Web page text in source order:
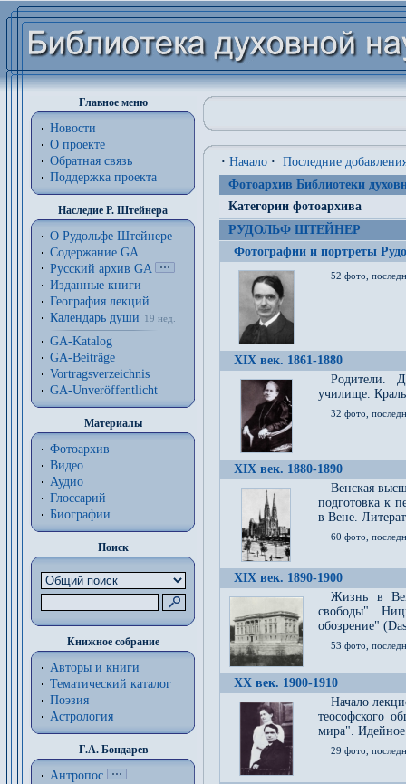
Главное меню
Новости
О проекте
Обратная связь
Поддержка проекта
Наследие Р. Штейнера
О Рудольфе Штейнере
Содержание GA
Русский архив GA
Изданные книги
География лекций
Календарь души
19 нед.
GA-Katalog
GA-Beiträge
Vortragsverzeichnis
GA-Unveröffentlicht
Материалы
Фотоархив
Видео
Аудио
Глоссарий
Биографии
Поиск
Книжное собрание
Авторы и книги
Тематический каталог
Поэзия
Астрология
Г.А. Бондарев
Антропос
· Начало · Последние
Фотоархив Библиотеки
Категории фотоархива
РУДОЛЬФ ШТЕЙНЕР
Фотографии и портреты
52 фото,
XIX век. 1861-1880
Родители.
училище.
32 фото,
XIX век. 1880-1890
Венская
подготовка к
в Вене.
60 фото,
XIX век. 1890-1900
Жизнь в
свободы".
обозрение"
53 фото,
XX век. 1900-1910
Начало
теософского
мира". Идейное
29 фото,